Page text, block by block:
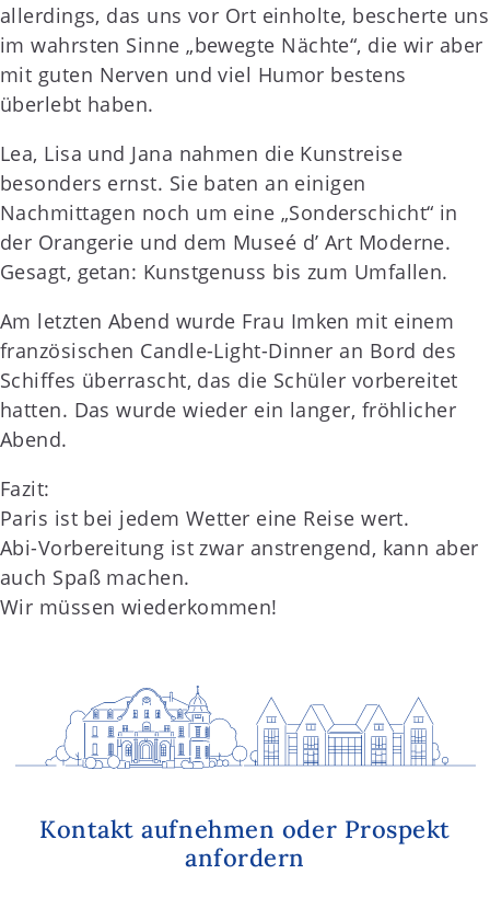
allerdings, das uns vor Ort einholte, bescherte uns
im wahrsten Sinne „bewegte Nächte“, die wir aber
mit guten Nerven und viel Humor bestens
überlebt haben.
Lea, Lisa und Jana nahmen die Kunstreise
besonders ernst. Sie baten an einigen
Nachmittagen noch um eine „Sonderschicht“ in
der Orangerie und dem Museé d’ Art Moderne.
Gesagt, getan: Kunstgenuss bis zum Umfallen.
Am letzten Abend wurde Frau Imken mit einem
französischen Candle-Light-Dinner an Bord des
Schiffes überrascht, das die Schüler vorbereitet
hatten. Das wurde wieder ein langer, fröhlicher
Abend.
Fazit:
Paris ist bei jedem Wetter eine Reise wert.
Abi-Vorbereitung ist zwar anstrengend, kann aber
auch Spaß machen.
Wir müssen wiederkommen!
Kontakt aufnehmen oder Prospekt
anfordern